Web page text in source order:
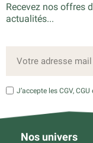
Recevez nos offres
actualités...
J’accepte les CGV,
Nos univers